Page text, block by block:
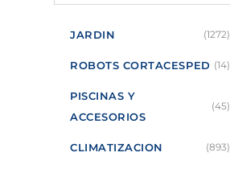
JARDIN (1272)
ROBOTS CORTACESPED (14)
PISCINAS Y
ACCESORIOS
(45)
CLIMATIZACION (893)